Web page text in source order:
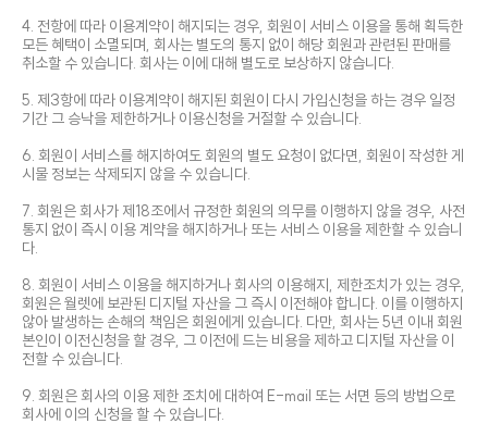
4. 전항에 따라 이용계약이 해지되는 경우, 회원이 서비스 이용을 통해 획득한
모든 혜택이 소멸되며, 회사는 별도의 통지 없이 해당 회원과 관련된 판매를
취소할 수 있습니다. 회사는 이에 대해 별도로 보상하지 않습니다.
5. 제3항에 따라 이용계약이 해지된 회원이 다시 가입신청을 하는 경우 일정
기간 그 승낙을 제한하거나 이용신청을 거절할 수 있습니다.
6. 회원이 서비스를 해지하여도 회원의 별도 요청이 없다면, 회원이 작성한 게
시물 정보는 삭제되지 않을 수 있습니다.
7. 회원은 회사가 제18조에서 규정한 회원의 의무를 이행하지 않을 경우, 사전
통지 없이 즉시 이용 계약을 해지하거나 또는 서비스 이용을 제한할 수 있습니
다.
8. 회원이 서비스 이용을 해지하거나 회사의 이용해지, 제한조치가 있는 경우,
회원은 월렛에 보관된 디지털 자산을 그 즉시 이전해야 합니다. 이를 이행하지
않아 발생하는 손해의 책임은 회원에게 있습니다. 다만, 회사는 5년 이내 회원
본인이 이전신청을 할 경우, 그 이전에 드는 비용을 제하고 디지털 자산을 이
전할 수 있습니다.
9. 회원은 회사의 이용 제한 조치에 대하여 E-mail 또는 서면 등의 방법으로
회사에 이의 신청을 할 수 있습니다.